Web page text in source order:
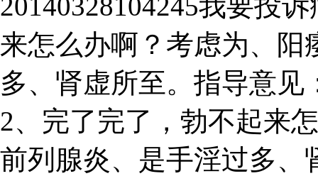
来怎么办啊？考虑为、阳
多、肾虚所至。指导意
2、完了完了，勃不起来
前列腺炎、是手淫过多、